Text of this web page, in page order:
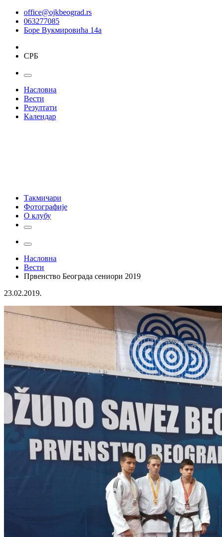
office@ojkbeograd.rs
063277085
Боре Вукмировића 14а
СРБ
Насловна
Вести
Резултати
Календар
Такмичари
Фотографије
О клубу
Насловна
Вести
Првенство Београда сениори 2019
23.02.2019.